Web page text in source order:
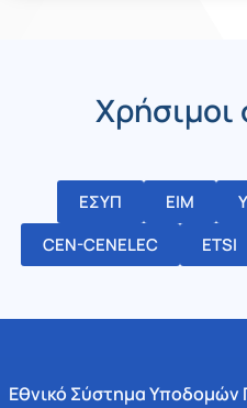
Χρήσιμοι
ΕΣΥΠ ΕΙΜ
CEN-CENELEC
ETSI
Εθνικό Σύστημα Υποδομών